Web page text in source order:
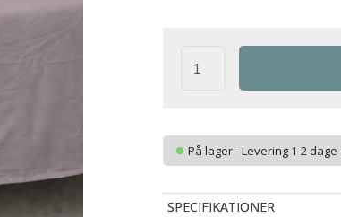
På lager - Levering 1-2 dage
SPECIFIKATIONER